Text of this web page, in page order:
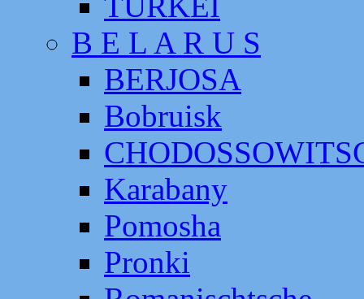
B E L A R U S
BERJOSA
Bobruisk
Karabany
Pomosha
Pronki